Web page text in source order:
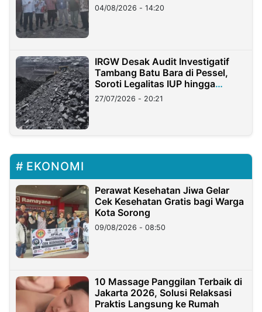
04/08/2026 - 14:20
IRGW Desak Audit Investigatif
Tambang Batu Bara di Pessel,
Soroti Legalitas IUP hingga
Stockpile
27/07/2026 - 20:21
EKONOMI
Perawat Kesehatan Jiwa Gelar
Cek Kesehatan Gratis bagi Warga
Kota Sorong
09/08/2026 - 08:50
10 Massage Panggilan Terbaik di
Jakarta 2026, Solusi Relaksasi
Praktis Langsung ke Rumah